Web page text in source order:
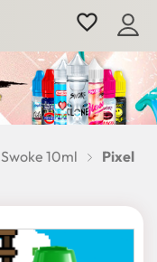
favorite_border
Swoke 10ml
Pixel